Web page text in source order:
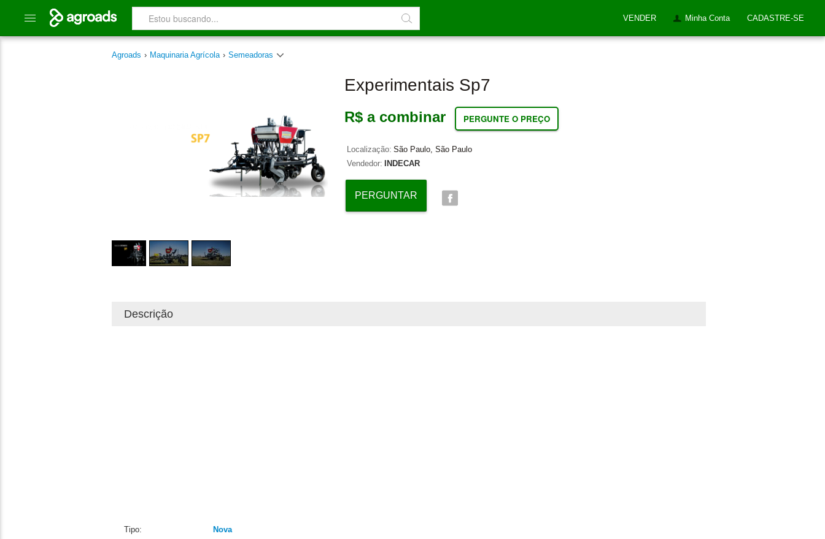
VENDER Minha Conta CADASTRE-SE
Agroads › Maquinaria Agrícola › Semeadoras
Experimentais Sp7
R$ a combinar PERGUNTE O PREÇO
Localização: São Paulo, São Paulo
Vendedor:
INDECAR
PERGUNTAR
Descrição
Tipo:
Nova